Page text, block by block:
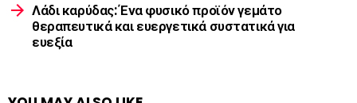
Λάδι καρύδας: Ένα φυσικό προϊόν γεμάτο
θεραπευτικά και ευεργετικά συστατικά για
ευεξία